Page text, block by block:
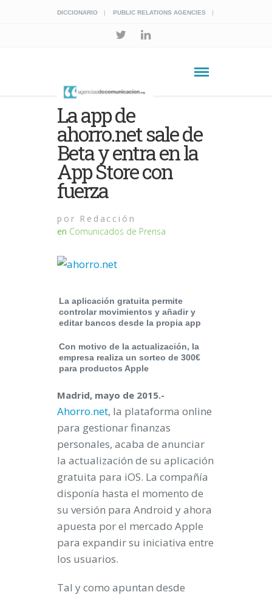
DICCIONARIO PUBLIC RELATIONS AGENCIES
La app de
ahorro.net sale de
Beta y entra en la
App Store con
fuerza
por Redacción
en Comunicados de Prensa
La aplicación gratuita permite
controlar movimientos y añadir y
editar bancos desde la propia app
Con motivo de la actualización, la
empresa realiza un sorteo de 300€
para productos Apple
Madrid, mayo de 2015.-
Ahorro.net, la plataforma online
para gestionar finanzas
personales, acaba de anunciar
la actualización de su aplicación
gratuita para iOS. La compañía
disponía hasta el momento de
su versión para Android y ahora
apuesta por el mercado Apple
para expandir su iniciativa entre
los usuarios.
Tal y como apuntan desde